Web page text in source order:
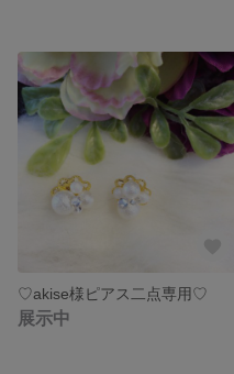
♡akise様ピアス二点専用♡
展示中